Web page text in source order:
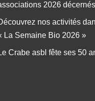
2026
nos activités
La Semaine Bio 2026 »
Crabe asbl fête ses 50